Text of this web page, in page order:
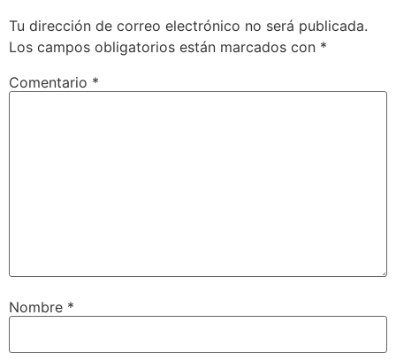
Tu dirección de correo electrónico no será publicada.
Los campos obligatorios están marcados con *
Comentario *
Nombre *